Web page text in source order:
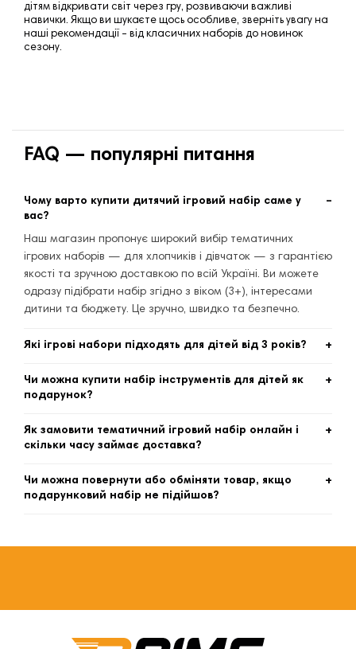
дітям відкривати світ через гру, розвиваючи важливі
навички. Якщо ви шукаєте щось особливе, зверніть увагу на
наші рекомендації – від класичних наборів до новинок
сезону.
FAQ — популярні питання
Чому варто купити дитячий ігровий набір саме у
вас?
Наш магазин пропонує широкий вибір тематичних
ігрових наборів — для хлопчиків і дівчаток — з гарантією
якості та зручною доставкою по всій Україні. Ви можете
одразу підібрати набір згідно з віком (3+), інтересами
дитини та бюджету. Це зручно, швидко та безпечно.
Які ігрові набори підходять для дітей від 3 років?
деталями — кухні, салони краси, майстерні, набори
інструментів або побутові набори. Вони безпечні, не
розвивають творчість і уяву.
Чи можна купити набір інструментів для дітей як
подарунок?
інструменти та тематичні майстерні, які ідеально
підходять як презент. Це стильний, корисний та
використовувати багато разів.
Як замовити тематичний ігровий набір онлайн і
скільки часу займає доставка?
товар до кошика, оформіть замовлення, вкажіть адресу
та спосіб доставки. Ми відправляємо замовлення по всій
Чи можна повернути або обміняти товар, якщо
подарунковий набір не підійшов?